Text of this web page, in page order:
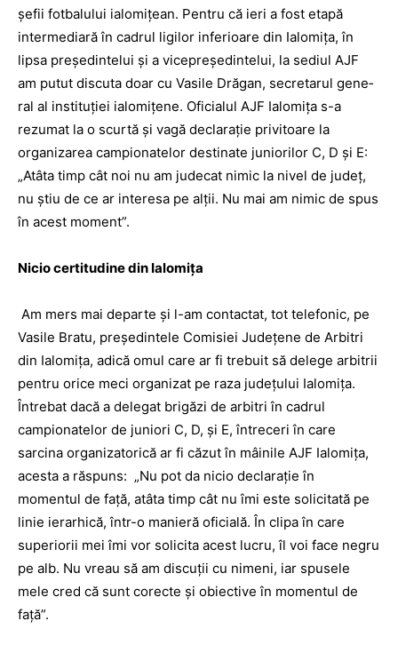
şefii fotbalului ialomiţean. Pentru că ieri a fost etapă
intermediară în cadrul ligilor inferioare din Ialomiţa, în
lipsa preşedintelui şi a vicepreşedintelui, la sediul AJF
am putut discuta doar cu Vasile Drăgan, secretarul gene­
ral al instituţiei ialomiţene. Oficialul AJF Ialomiţa s-a
rezumat la o scurtă şi vagă declaraţie privitoare la
organizarea campionatelor destinate juniorilor C, D şi E:
„Atâta timp cât noi nu am judecat nimic la nivel de judeţ,
nu ştiu de ce ar interesa pe alţii. Nu mai am nimic de spus
în acest moment”.
Nicio certitudine din Ialomiţa
Am mers mai departe şi l-am contactat, tot telefonic, pe
Vasile Bratu, preşedintele Comisiei Judeţene de Arbitri
din Ialomiţa, adică omul care ar fi trebuit să delege arbitrii
pentru orice meci organizat pe raza judeţului Ialomiţa.
Întrebat dacă a delegat brigăzi de arbitri în cadrul
campionatelor de juniori C, D, şi E, întreceri în care
sarcina organizatorică ar fi căzut în mâinile AJF Ialomiţa,
acesta a răspuns: „Nu pot da nicio declaraţie în
momentul de faţă, atâta timp cât nu îmi este solicitată pe
linie ierarhică, într-o manieră oficială. În clipa în care
superiorii mei îmi vor solicita acest lucru, îl voi face negru
pe alb. Nu vreau să am discuţii cu nimeni, iar spusele
mele cred că sunt corecte şi obiective în momentul de
faţă”.